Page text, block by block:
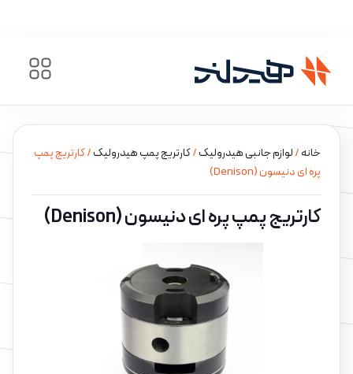
خانه/لوازم جانبی هیدرولیک/کارتریج پمپ هیدرولیک/ کارتریج پمپ
پره ای دنیسون (Denison)
کارتریج پمپ پره ای دنیسون (Denison)